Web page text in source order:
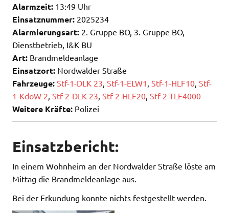
Alarmzeit: 13:49 Uhr
Einsatznummer: 2025234
Alarmierungsart: 2. Gruppe BO, 3. Gruppe BO,
Dienstbetrieb, I&K BU
Art: Brandmeldeanlage
Einsatzort: Nordwalder Straße
Fahrzeuge: Stf-1-DLK 23 Stf-1-ELW1 Stf-1-HLF10 Stf-
1-KdoW 2 Stf-2-DLK 23 Stf-2-HLF20 Stf-2-TLF4000
Weitere Kräfte: Polizei
Einsatzbericht:
In einem Wohnheim an der Nordwalder Straße löste am
Mittag die Brandmeldeanlage aus.
Bei der Erkundung konnte nichts festgestellt werden.